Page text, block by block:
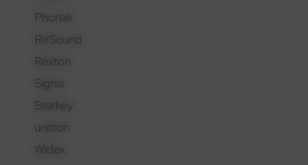
Phonak
ReSound
Rexton
Signia
Starkey
unitron
Widex